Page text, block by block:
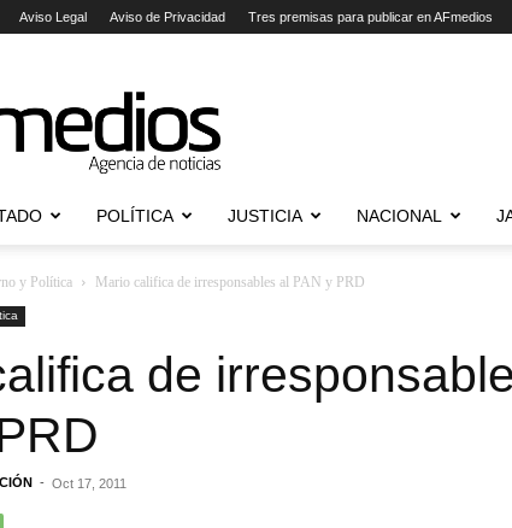
Aviso Legal Aviso de Privacidad Tres premisas para publicar en AFmedios
Agencia
de
Noticias
POLÍTICA JUSTICIA NACIONAL
y Política Mario califica de irresponsables al PAN y PRD
de
- Oct 17, 2011